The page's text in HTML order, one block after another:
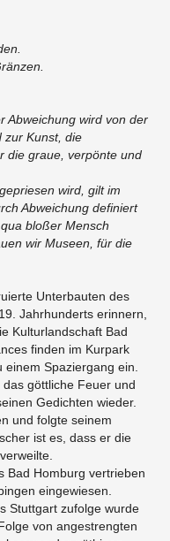
Abweichung wird von der
zur Kunst, die
die graue, verpönte und
wird, gilt im
Abweichung definiert
bloßer Mensch
wir Museen, für die
Unterbauten des
Jahrhunderts erinnern,
Kulturlandschaft Bad
finden im Kurpark
Spaziergang ein.
göttliche Feuer und
Gedichten wieder.
und folgte seinem
ist es, dass er die
Bad Homburg vertrieben
eingewiesen.
Stuttgart zufolge wurde
von angestrengten